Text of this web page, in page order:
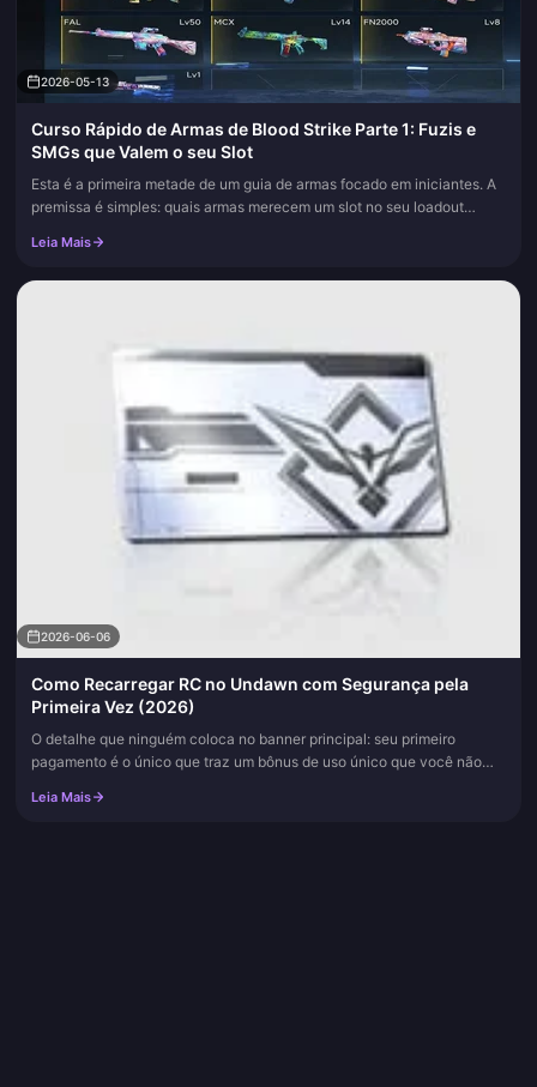
2026-05-13
Curso Rápido de Armas de Blood Strike Parte 1: Fuzis e
SMGs que Valem o seu Slot
Esta é a primeira metade de um guia de armas focado em iniciantes. A
premissa é simples: quais armas merecem um slot no seu loadout
Leia Mais
2026-06-06
Como Recarregar RC no Undawn com Segurança pela
Primeira Vez (2026)
O detalhe que ninguém coloca no banner principal: seu primeiro
pagamento é o único que traz um bônus de uso único que você não
Reca...
Leia Mais